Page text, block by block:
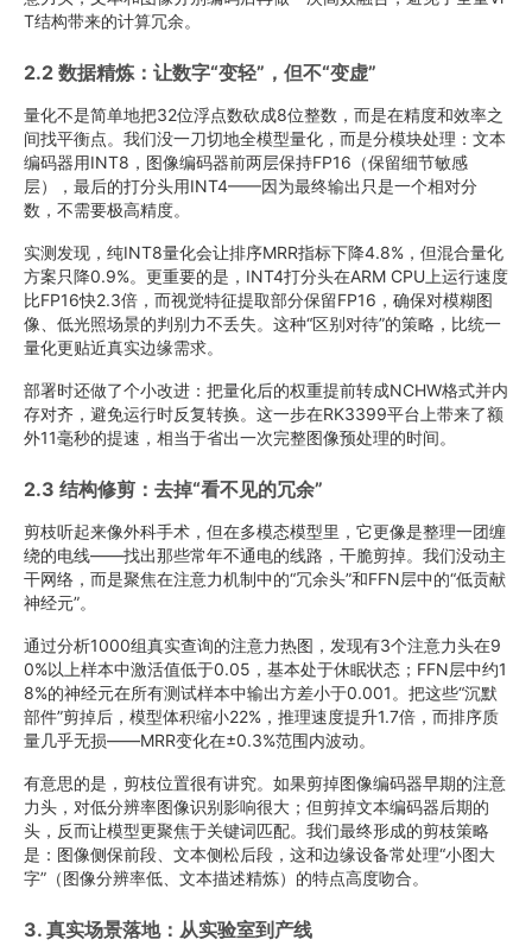
T结构带来的计算冗余。
2.2 数据精炼：让数字“变轻”，但不“变虚”
量化不是简单地把32位浮点数砍成8位整数，而是在精度和效率之
间找平衡点。我们没一刀切地全模型量化，而是分模块处理：文本
编码器用INT8，图像编码器前两层保持FP16（保留细节敏感
层），最后的打分头用INT4——因为最终输出只是一个相对分
数，不需要极高精度。
实测发现，纯INT8量化会让排序MRR指标下降4.8%，但混合量化
方案只降0.9%。更重要的是，INT4打分头在ARM CPU上运行速度
比FP16快2.3倍，而视觉特征提取部分保留FP16，确保对模糊图
像、低光照场景的判别力不丢失。这种“区别对待”的策略，比统一
量化更贴近真实边缘需求。
部署时还做了个小改进：把量化后的权重提前转成NCHW格式并内
存对齐，避免运行时反复转换。这一步在RK3399平台上带来了额
外11毫秒的提速，相当于省出一次完整图像预处理的时间。
2.3 结构修剪：去掉“看不见的冗余”
剪枝听起来像外科手术，但在多模态模型里，它更像是整理一团缠
绕的电线——找出那些常年不通电的线路，干脆剪掉。我们没动主
干网络，而是聚焦在注意力机制中的“冗余头”和FFN层中的“低贡献
神经元”。
通过分析1000组真实查询的注意力热图，发现有3个注意力头在9
0%以上样本中激活值低于0.05，基本处于休眠状态；FFN层中约1
8%的神经元在所有测试样本中输出方差小于0.001。把这些“沉默
部件”剪掉后，模型体积缩小22%，推理速度提升1.7倍，而排序质
量几乎无损——MRR变化在±0.3%范围内波动。
有意思的是，剪枝位置很有讲究。如果剪掉图像编码器早期的注意
力头，对低分辨率图像识别影响很大；但剪掉文本编码器后期的
头，反而让模型更聚焦于关键词匹配。我们最终形成的剪枝策略
是：图像侧保前段、文本侧松后段，这和边缘设备常处理“小图大
字”（图像分辨率低、文本描述精炼）的特点高度吻合。
3. 真实场景落地：从实验室到产线